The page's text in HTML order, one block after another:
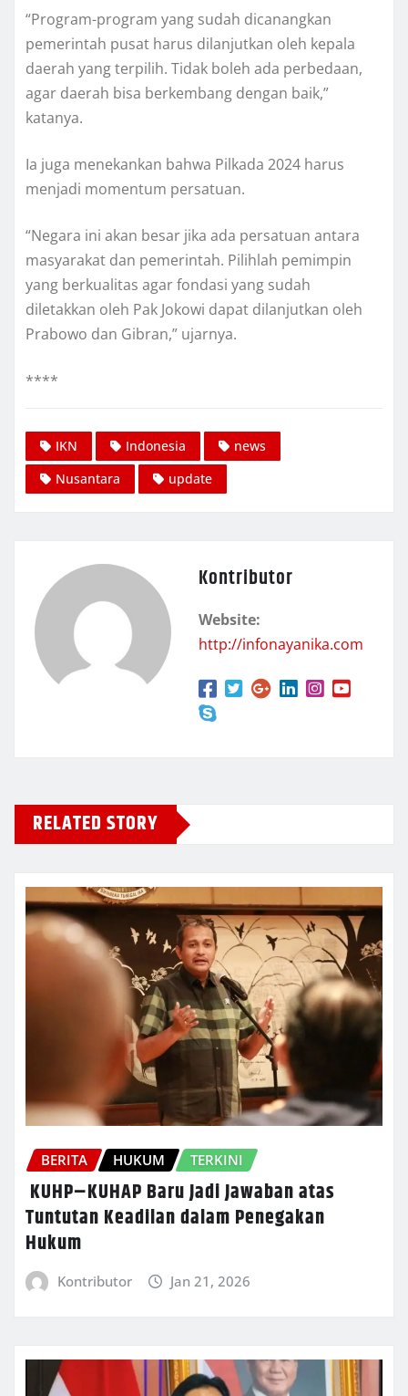
“Program-program yang sudah dicanangkan
pemerintah pusat harus dilanjutkan oleh kepala
daerah yang terpilih. Tidak boleh ada perbedaan,
agar daerah bisa berkembang dengan baik,”
katanya.
Ia juga menekankan bahwa Pilkada 2024 harus
menjadi momentum persatuan.
“Negara ini akan besar jika ada persatuan antara
masyarakat dan pemerintah. Pilihlah pemimpin
yang berkualitas agar fondasi yang sudah
diletakkan oleh Pak Jokowi dapat dilanjutkan oleh
Prabowo dan Gibran,” ujarnya.
****
IKN Indonesia
news
Nusantara
update
Kontributor
Website:
http://infonayanika.com
RELATED STORY
BERITA HUKUM TERKINI
KUHP–KUHAP Baru Jadi Jawaban atas
Tuntutan Keadilan dalam Penegakan
Hukum
Kontributor Jan 21, 2026